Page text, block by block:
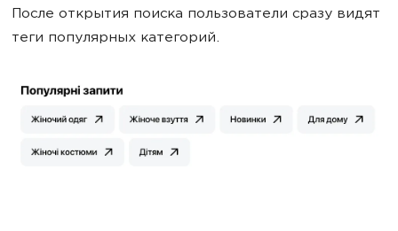
После открытия поиска пользователи сразу видят
теги популярных категорий.